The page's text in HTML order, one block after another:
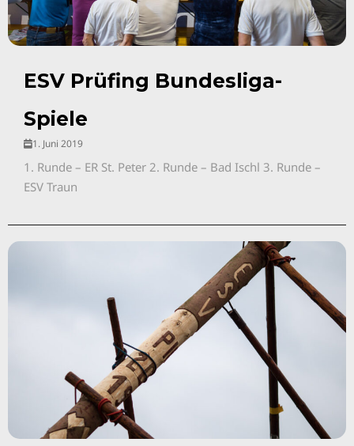
ESV Prüfing Bundesliga-
Spiele
1. Juni 2019
1. Runde – ER St. Peter 2. Runde – Bad Ischl 3. Runde –
ESV Traun